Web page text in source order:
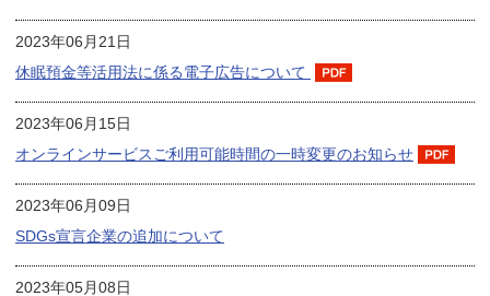
2023年06月21日
休眠預金等活用法に係る電子広告について
2023年06月15日
オンラインサービスご利用可能時間の一時変更のお知らせ
2023年06月09日
SDGs宣言企業の追加について
2023年05月08日